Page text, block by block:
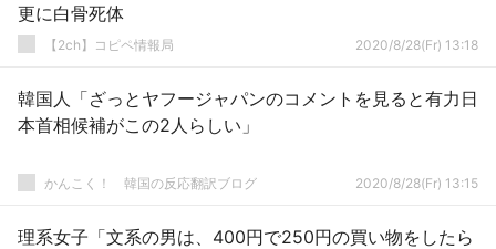
更に白骨死体
【2ch】コピペ情報局 2020/8/28(Fr) 13:18
韓国人「ざっとヤフージャパンのコメントを見ると有力日
本首相候補がこの2人らしい」
かんこく！ 韓国の反応翻訳ブログ 2020/8/28(Fr) 13:15
理系女子「文系の男は、400円で250円の買い物をしたら